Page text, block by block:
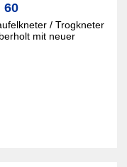
60
/ Trogkneter
mit neuer